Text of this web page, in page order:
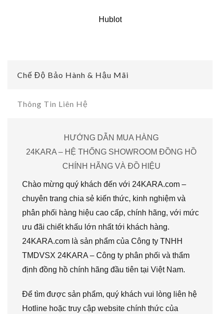
Hublot
Chế Độ Bảo Hành & Hậu Mãi
Thông Tin Liên Hệ
HƯỚNG DẪN MUA HÀNG
24KARA – HỆ THỐNG SHOWROOM ĐỒNG HỒ
CHÍNH HÃNG VÀ ĐỒ HIỆU
Chào mừng quý khách đến với 24KARA.com –
chuyên trang chia sẻ kiến thức, kinh nghiệm và
phân phối hàng hiệu cao cấp, chính hãng, với mức
ưu đãi chiết khấu lớn nhất tới khách hàng.
24KARA.com là sản phẩm của Công ty TNHH
TMDVSX 24KARA – Công ty phân phối và thẩm
định đồng hồ chính hãng đầu tiên tại Việt Nam.
Để tìm được sản phẩm, quý khách vui lòng liên hệ
Hotline hoặc truy cập website chính thức của